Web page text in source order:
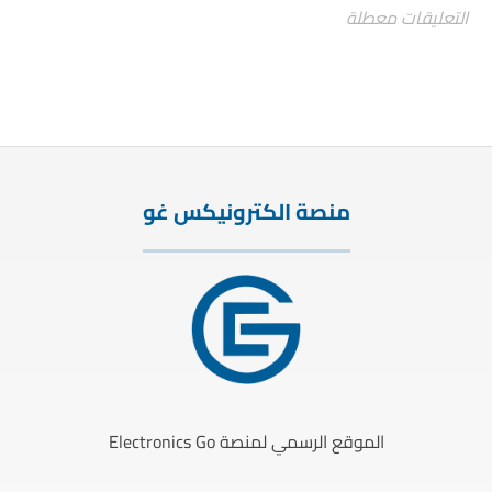
التعليقات معطلة
منصة الكترونيكس غو
الموقع الرسمي لمنصة Electronics Go